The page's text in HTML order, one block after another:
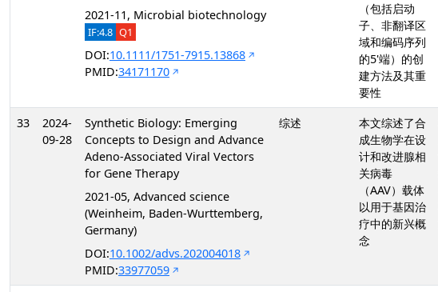
2021-11, Microbial biotechnology
IF:4.8 Q1
DOI:10.1111/1751-7915.13868
PMID:34171170
（包括启动
子、非翻译区
域和编码序列
的5'端）的创
建方法及其重
要性
33
2024-
09-28
Synthetic Biology: Emerging
Concepts to Design and Advance
Adeno-Associated Viral Vectors
for Gene Therapy
2021-05, Advanced science
(Weinheim, Baden-Wurttemberg,
Germany)
DOI:10.1002/advs.202004018
PMID:33977059
综述
本文综述了合
成生物学在设
计和改进腺相
关病毒
（AAV）载体
以用于基因治
疗中的新兴概
念